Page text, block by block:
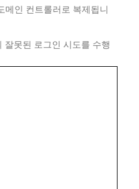
메인 컨트롤러로 복제됩니
잘못된 로그인 시도를 수행